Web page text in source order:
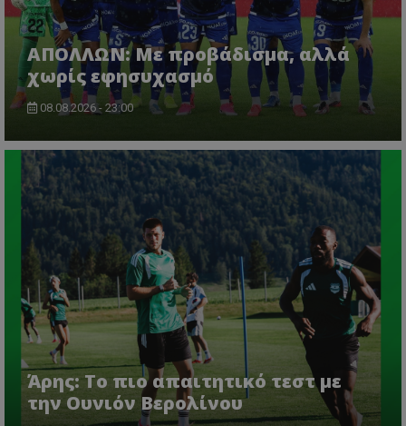
ΑΠΟΛΛΩΝ: Με προβάδισμα, αλλά
χωρίς εφησυχασμό
08.08.2026 - 23:00
Άρης: Το πιο απαιτητικό τεστ με
την Ουνιόν Βερολίνου